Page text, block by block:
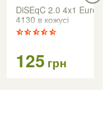
DiSEqC 2.0 4x1
4130 в кожусі
125 грн